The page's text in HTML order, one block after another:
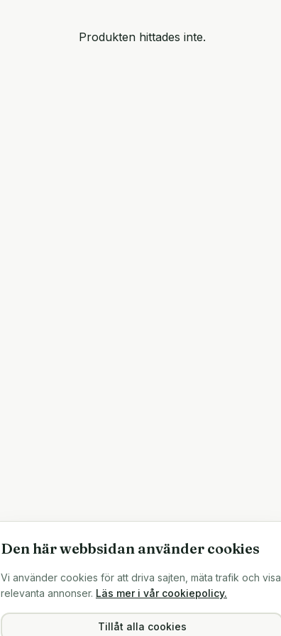
Produkten hittades inte.
Den här webbsidan använder cookies
Vi använder cookies för att driva sajten, mäta trafik och visa
relevanta annonser. Läs mer i vår cookiepolicy.
Tillåt alla cookies